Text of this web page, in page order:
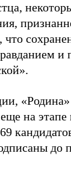
что
и
на этапе
до